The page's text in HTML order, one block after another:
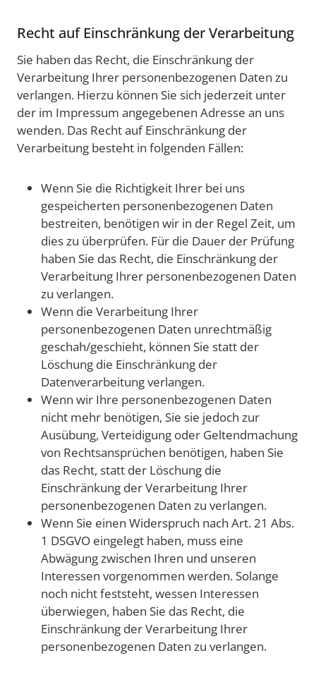
Recht auf Einschränkung der Verarbeitung
Sie haben das Recht, die Einschränkung der
Verarbeitung Ihrer personenbezogenen Daten zu
verlangen. Hierzu können Sie sich jederzeit unter
der im Impressum angegebenen Adresse an uns
wenden. Das Recht auf Einschränkung der
Verarbeitung besteht in folgenden Fällen:
Wenn Sie die Richtigkeit Ihrer bei uns
gespeicherten personenbezogenen Daten
bestreiten, benötigen wir in der Regel Zeit, um
dies zu überprüfen. Für die Dauer der Prüfung
haben Sie das Recht, die Einschränkung der
Verarbeitung Ihrer personenbezogenen Daten
zu verlangen.
Wenn die Verarbeitung Ihrer
personenbezogenen Daten unrechtmäßig
geschah/geschieht, können Sie statt der
Löschung die Einschränkung der
Datenverarbeitung verlangen.
Wenn wir Ihre personenbezogenen Daten
nicht mehr benötigen, Sie sie jedoch zur
Ausübung, Verteidigung oder Geltendmachung
von Rechtsansprüchen benötigen, haben Sie
das Recht, statt der Löschung die
Einschränkung der Verarbeitung Ihrer
personenbezogenen Daten zu verlangen.
Wenn Sie einen Widerspruch nach Art. 21 Abs.
1 DSGVO eingelegt haben, muss eine
Abwägung zwischen Ihren und unseren
Interessen vorgenommen werden. Solange
noch nicht feststeht, wessen Interessen
überwiegen, haben Sie das Recht, die
Einschränkung der Verarbeitung Ihrer
personenbezogenen Daten zu verlangen.